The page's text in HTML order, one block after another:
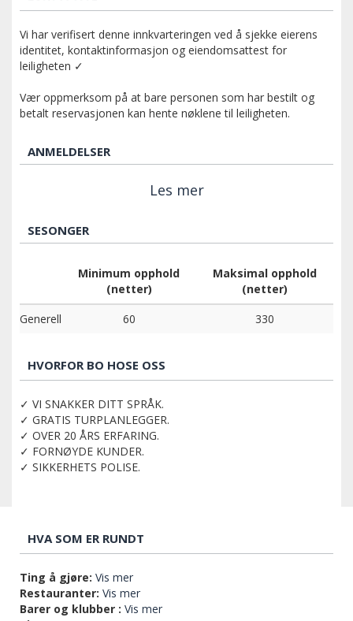
Vi har verifisert denne innkvarteringen ved å sjekke eierens
identitet, kontaktinformasjon og eiendomsattest for
leiligheten ✓
Vær oppmerksom på at bare personen som har bestilt og
betalt reservasjonen kan hente nøklene til leiligheten.
ANMELDELSER
Les mer
SESONGER
Minimum opphold
(netter)
Maksimal opphold
(netter)
Generell
60 330
HVORFOR BO HOSE OSS
✓ VI SNAKKER DITT SPRÅK.
✓ GRATIS TURPLANLEGGER.
✓ OVER 20 ÅRS ERFARING.
✓ FORNØYDE KUNDER.
✓ SIKKERHETS POLISE.
HVA SOM ER RUNDT
Ting å gjøre: Vis mer
Restauranter: Vis mer
Barer og klubber : Vis mer